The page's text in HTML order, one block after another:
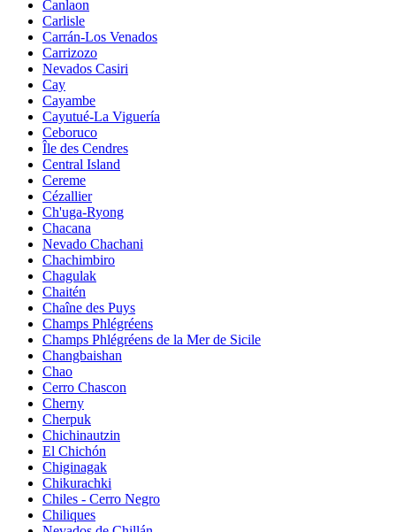
Canlaon
Carlisle
Carrán-Los Venados
Carrizozo
Nevados Casiri
Cay
Cayambe
Cayutué-La Viguería
Ceboruco
Île des Cendres
Central Island
Cereme
Cézallier
Ch'uga-Ryong
Chacana
Nevado Chachani
Chachimbiro
Chagulak
Chaitén
Chaîne des Puys
Champs Phlégréens
Champs Phlégréens de la Mer de Sicile
Changbaishan
Chao
Cerro Chascon
Cherny
Cherpuk
Chichinautzin
El Chichón
Chiginagak
Chikurachki
Chiles - Cerro Negro
Chiliques